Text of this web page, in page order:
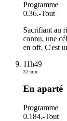
Programme
0.36.-Tout
Sacrifiant au
connu, une
en off. C'est
11h49
32 min
En aparté
Programme
0.184.-Tout